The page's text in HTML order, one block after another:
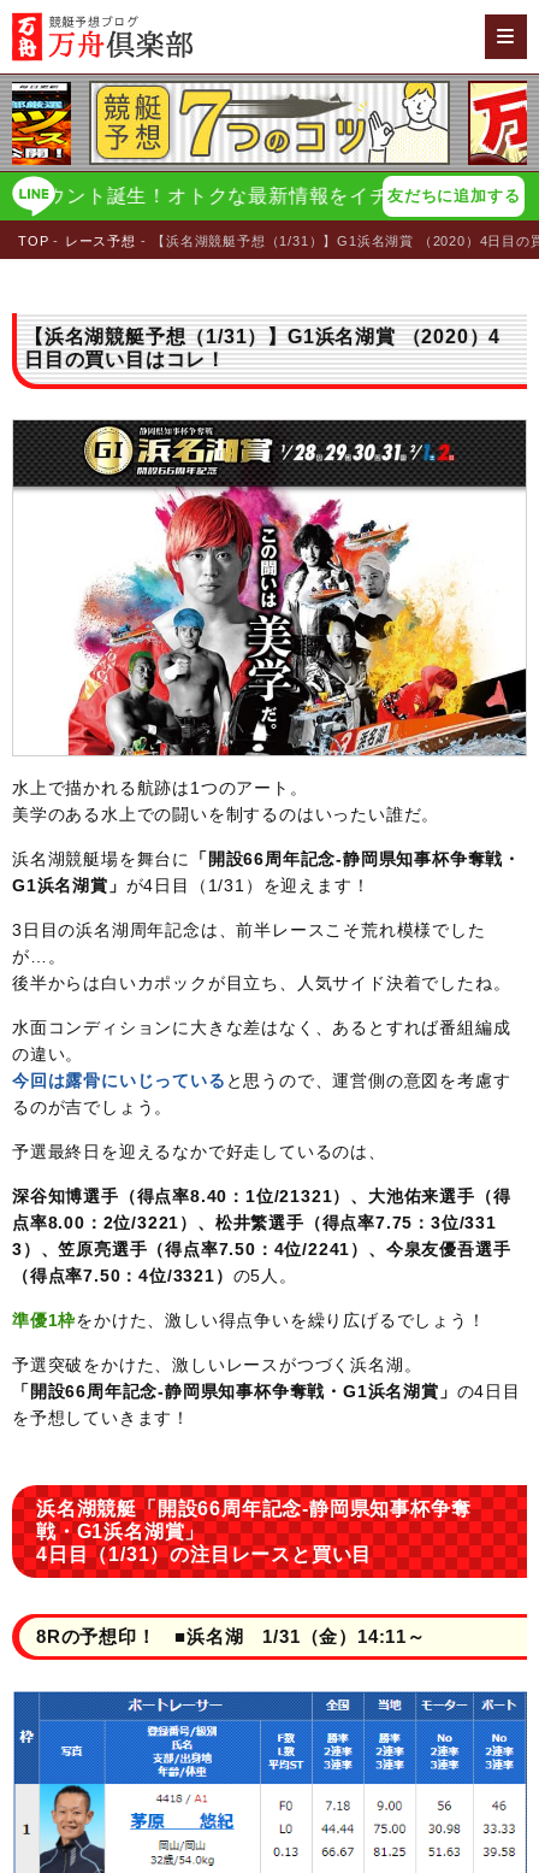
ト誕生！オトクな最新情報をイチ早く配信！ 万舟倶
友だちに追加する
TOP レース予想 【浜名湖競艇予想（1/31）】G1浜名湖賞 （2020）4日目の
【浜名湖競艇予想（1/31）】G1浜名湖賞 （2020）4
日目の買い目はコレ！
水上で描かれる航跡は1つのアート。
美学のある水上での闘いを制するのはいったい誰だ。
浜名湖競艇場を舞台に
「開設66周年記念-静岡県知事杯争奪戦・
G1浜名湖賞」 が4日目（1/31）を迎えます！
3日目の浜名湖周年記念は、前半レースこそ荒れ模様でした
が…。
後半からは白いカポックが目立ち、人気サイド決着でしたね。
水面コンディションに大きな差はなく、あるとすれば番組編成
の違い。
今回は露骨にいじっている と思うので、運営側の意図を考慮す
るのが吉でしょう。
予選最終日を迎えるなかで好走しているのは、
深谷知博選手（得点率8.40：1位/21321）、大池佑来選手（得
点率8.00：2位/3221）、松井繁選手（得点率7.75：3位/331
3）、笠原亮選手（得点率7.50：4位/2241）、今泉友優吾選手
（得点率7.50：4位/3321） の5人。
準優1枠をかけた、激しい得点争いを繰り広げるでしょう！
予選突破をかけた、激しいレースがつづく浜名湖。
「開設66周年記念-静岡県知事杯争奪戦・G1浜名湖賞」 の4日目
を予想していきます！
浜名湖競艇「開設66周年記念-静岡県知事杯争奪
戦・G1浜名湖賞」
4日目（1/31）の注目レースと買い目
8Rの予想印！ ■浜名湖 1/31（金）14:11～